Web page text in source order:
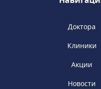
Доктора
Клиники
Акции
Новости